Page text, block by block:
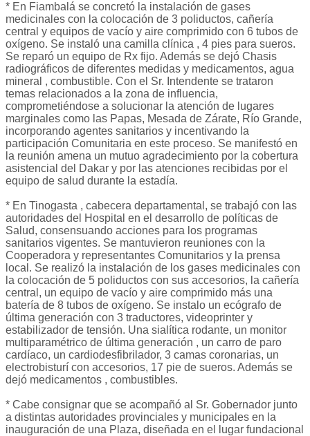
* En Fiambalá se concretó la instalación de gases
medicinales con la colocación de 3 poliductos, cañería
central y equipos de vacío y aire comprimido con 6 tubos de
oxígeno. Se instaló una camilla clínica , 4 pies para sueros.
Se reparó un equipo de Rx fijo. Además se dejó Chasis
radiográficos de diferentes medidas y medicamentos, agua
mineral , combustible. Con el Sr. Intendente se trataron
temas relacionados a la zona de influencia,
comprometiéndose a solucionar la atención de lugares
marginales como las Papas, Mesada de Zárate, Río Grande,
incorporando agentes sanitarios y incentivando la
participación Comunitaria en este proceso. Se manifestó en
la reunión amena un mutuo agradecimiento por la cobertura
asistencial del Dakar y por las atenciones recibidas por el
equipo de salud durante la estadía.
* En Tinogasta , cabecera departamental, se trabajó con las
autoridades del Hospital en el desarrollo de políticas de
Salud, consensuando acciones para los programas
sanitarios vigentes. Se mantuvieron reuniones con la
Cooperadora y representantes Comunitarios y la prensa
local. Se realizó la instalación de los gases medicinales con
la colocación de 5 poliductos con sus accesorios, la cañería
central, un equipo de vacío y aire comprimido más una
batería de 8 tubos de oxígeno. Se instalo un ecógrafo de
última generación con 3 traductores, videoprinter y
estabilizador de tensión. Una sialítica rodante, un monitor
multiparamétrico de última generación , un carro de paro
cardíaco, un cardiodesfibrilador, 3 camas coronarias, un
electrobisturí con accesorios, 17 pie de sueros. Además se
dejó medicamentos , combustibles.
* Cabe consignar que se acompañó al Sr. Gobernador junto
a distintas autoridades provinciales y municipales en la
inauguración de una Plaza, diseñada en el lugar fundacional